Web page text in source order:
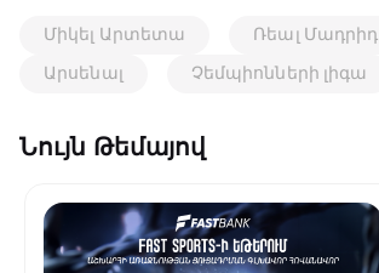
Միկել Արտետա
Ռեալ Մադրիդ
Արսենալ
Չեմպիոնների լիգա
Նույն Թեմայով